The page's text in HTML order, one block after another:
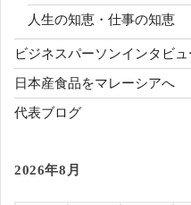
人生の知恵・仕事の知恵
ビジネスパーソンインタビュ
日本産食品をマレーシアへ
代表ブログ
2026年8月